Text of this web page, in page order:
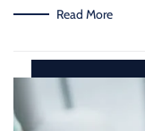
Read More